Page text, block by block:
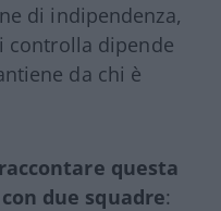
di indipendenza,
controlla dipende
da chi è
questa
due squadre: